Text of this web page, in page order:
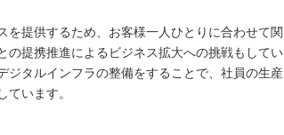
提供するため、お客様一人ひとりに合わせて関
提携推進によるビジネス拡大への挑戦もしてい
ジタルインフラの整備をすることで、社員の生産
います。